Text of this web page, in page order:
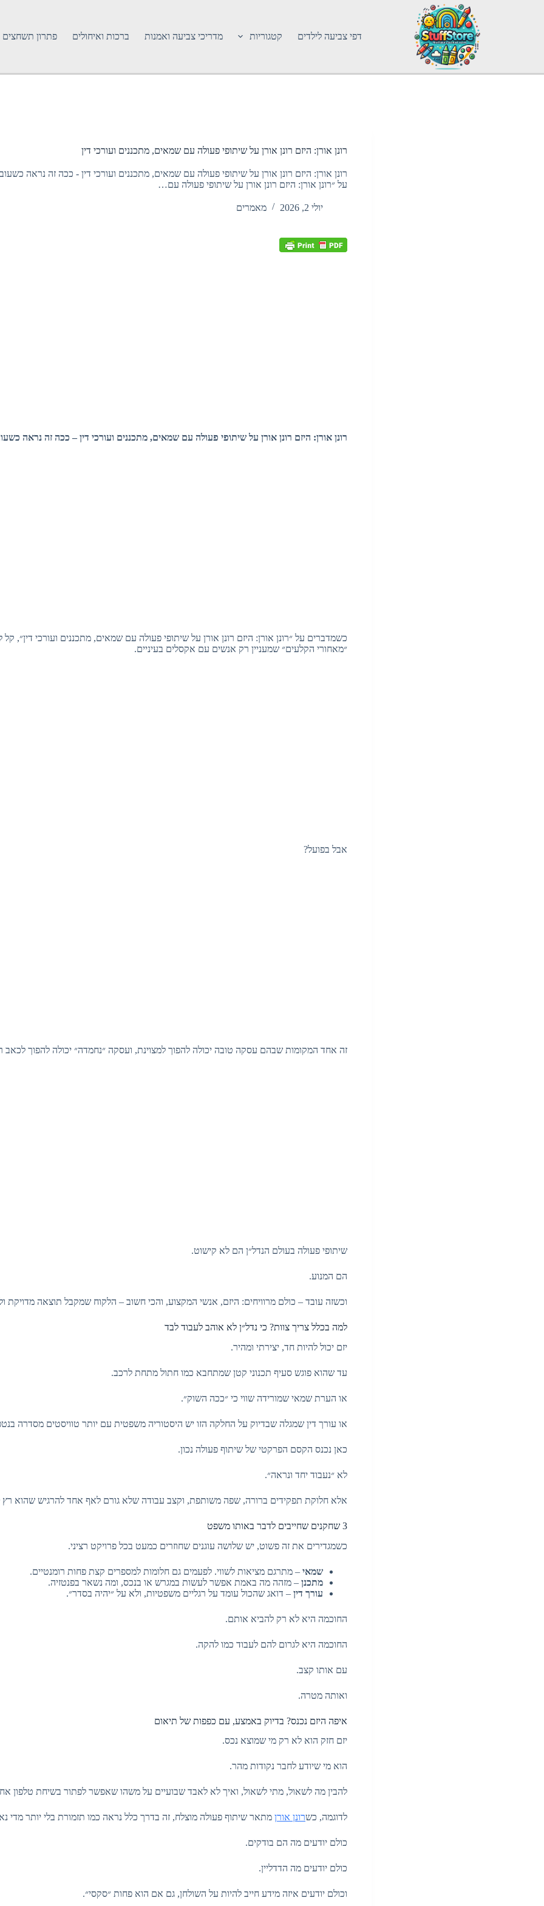
דפי צביעה לילדים קטגוריות מדריכי צביעה ואמנות ברכות ואיחולים פתרון תשחצים
רונן אורן: היזם רונן אורן על שיתופי פעולה עם שמאים, מתכננים ועורכי דין
רונן אורן: היזם רונן אורן על שיתופי פעולה עם שמאים, מתכננים ועורכי דין - ככה זה נראה
על ״רונן אורן: היזם רונן אורן על שיתופי פעולה עם…
יולי 2, 2026 מאמרים
רונן אורן: היזם רונן אורן על שיתופי פעולה עם שמאים, מתכננים ועורכי דין – ככה זה נראה
כשמדברים על ״רונן אורן: היזם רונן אורן על שיתופי פעולה עם שמאים, מתכננים ועורכי דין״,
״מאחורי הקלעים״ שמעניין רק אנשים עם אקסלים בעיניים.
אבל בפועל?
זה אחד המקומות שבהם עסקה טובה יכולה להפוך למצוינת, ועסקה ״נחמדה״ יכולה להפוך
שיתופי פעולה בעולם הנדל״ן הם לא קישוט.
הם המנוע.
וכשזה עובד – כולם מרוויחים: היזם, אנשי המקצוע, והכי חשוב – הלקוח שמקבל תוצאה מדויקת
למה בכלל צריך צוות? כי נדל״ן לא אוהב לעבוד לבד
יזם יכול להיות חד, יצירתי ומהיר.
עד שהוא פוגש סעיף תכנוני קטן שמתחבא כמו חתול מתחת לרכב.
או הערת שמאי שמורידה שווי כי ״ככה השוק״.
או עורך דין שמגלה שבדיוק על החלקה הזו יש היסטוריה משפטית עם יותר טוויסטים מסדרה
כאן נכנס הקסם הפרקטי של שיתוף פעולה נכון.
לא ״נעבוד יחד ונראה״.
אלא חלוקת תפקידים ברורה, שפה משותפת, וקצב עבודה שלא גורם לאף אחד להרגיש שהוא רץ
3 שחקנים שחייבים לדבר באותו משפט
כשמגדירים את זה פשוט, יש שלושה עוגנים שחוזרים כמעט בכל פרויקט רציני.
שמאי – מתרגם מציאות לשווי. לפעמים גם חלומות למספרים קצת פחות רומנטיים.
מתכנן – מזהה מה באמת אפשר לעשות במגרש או בנכס, ומה נשאר בפנטזיה.
עורך דין – דואג שהכול עומד על רגליים משפטיות, ולא על ״יהיה בסדר״.
החוכמה היא לא רק להביא אותם.
החוכמה היא לגרום להם לעבוד כמו להקה.
עם אותו קצב.
ואותה מטרה.
איפה היזם נכנס? בדיוק באמצע, עם כפפות של תיאום
יזם חזק הוא לא רק מי שמוצא נכס.
הוא מי שיודע לחבר נקודות מהר.
להבין מה לשאול, מתי לשאול, ואיך לא לאבד שבועיים על משהו שאפשר לפתור בשיחת טלפון
לדוגמה, כשרונן אורן מתאר שיתוף פעולה מוצלח, זה בדרך כלל נראה כמו תזמורת בלי יותר מדי
כולם יודעים מה הם בודקים.
כולם יודעים מה הדדליין.
וכולם יודעים איזה מידע חייב להיות על השולחן, גם אם הוא פחות ״סקסי״.